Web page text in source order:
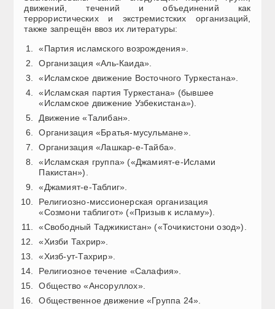
движений, течений и объединений как
террористических и экстремистских организаций,
также запрещён ввоз их литературы:
«Партия исламского возрождения».
Организация «Аль-Каида».
«Исламское движение Восточного Туркестана».
«Исламская партия Туркестана» (бывшее
«Исламское движение Узбекистана»).
Движение «Талибан».
Организация «Братья-мусульмане».
Организация «Лашкар-е-Тайба».
«Исламская группа» («Джамият-е-Ислами
Пакистан»).
«Джамият-е-Таблиг».
Религиозно-миссионерская организация
«Созмони таблигот» («Призыв к исламу»).
«Свободный Таджикистан» («Точикистони озод»).
«Хизби Тахрир».
«Хизб-ут-Тахрир».
Религиозное течение «Салафия».
Общество «Ансоруллох».
Общественное движение «Группа 24».